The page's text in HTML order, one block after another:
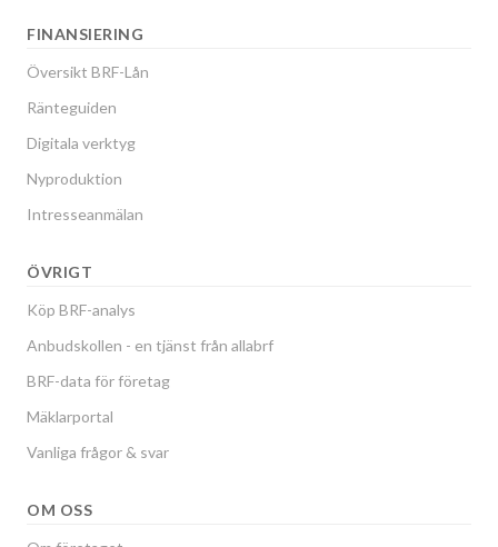
FINANSIERING
Översikt BRF-Lån
Ränteguiden
Digitala verktyg
Nyproduktion
Intresseanmälan
ÖVRIGT
Köp BRF-analys
Anbudskollen - en tjänst från allabrf
BRF-data för företag
Mäklarportal
Vanliga frågor & svar
OM OSS